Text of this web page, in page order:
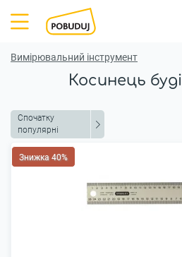
Вимірювальний інструмент
Косинець
Спочатку
популярні
Знижка 40%